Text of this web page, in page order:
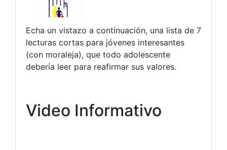
Echa un vistazo a continuación, una lista de 7
lecturas cortas para jóvenes interesantes
(con moraleja), que todo adolescente
debería leer para reafirmar sus valores.
Video Informativo